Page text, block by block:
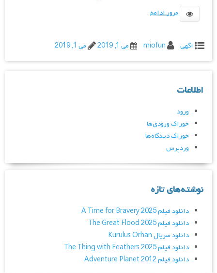
مرور ادامه
اگهی miofun می 1, 2019 می 1, 2019
اطلاعات
ورود
خوراک ورودی‌ها
خوراک دیدگاه‌ها
وردپرس
نوشته‌های تازه
دانلود فیلم A Time for Bravery 2025
دانلود فیلم The Great Flood 2025
دانلود سریال Kurulus Orhan
دانلود فیلم The Thing with Feathers 2025
دانلود فیلم Adventure Planet 2012